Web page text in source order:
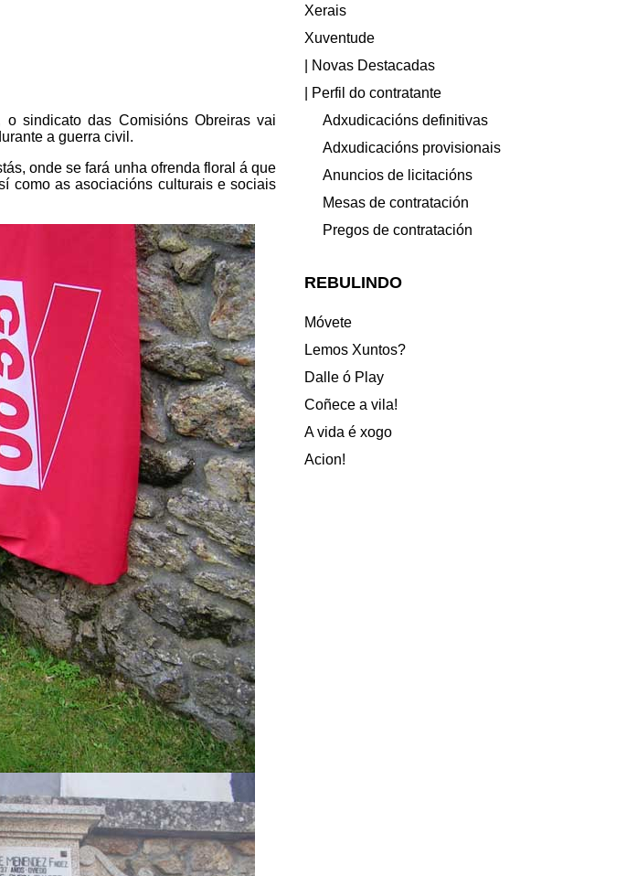
sindicato das Comisións Obreiras vai
a guerra civil.
onde se fará unha ofrenda floral á que
como as asociacións culturais e sociais
Xerais
Xuventude
| Novas Destacadas
| Perfil do contratante
Adxudicacións definitivas
Adxudicacións provisionais
Anuncios de licitacións
Mesas de contratación
Pregos de contratación
REBULINDO
Móvete
Lemos Xuntos?
Dalle ó Play
Coñece a vila!
A vida é xogo
Acion!